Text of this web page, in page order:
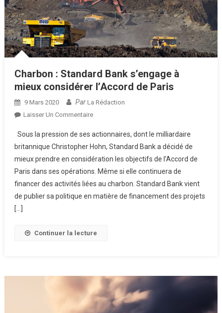
Charbon : Standard Bank s’engage à
mieux considérer l’Accord de Paris
9 Mars 2020 Par La Rédaction
Laisser Un CommentaireSur
:
Standard
Bank
S’engage
À
Mieux
Sous la pression de ses actionnaires, dont le milliardaire
britannique Christopher Hohn, Standard Bank a décidé de
mieux prendre en considération les objectifs de l’Accord de
Paris dans ses opérations. Même si elle continuera de
financer des activités liées au charbon. Standard Bank vient
de publier sa politique en matière de financement des projets
[…]
Continuer la lecture